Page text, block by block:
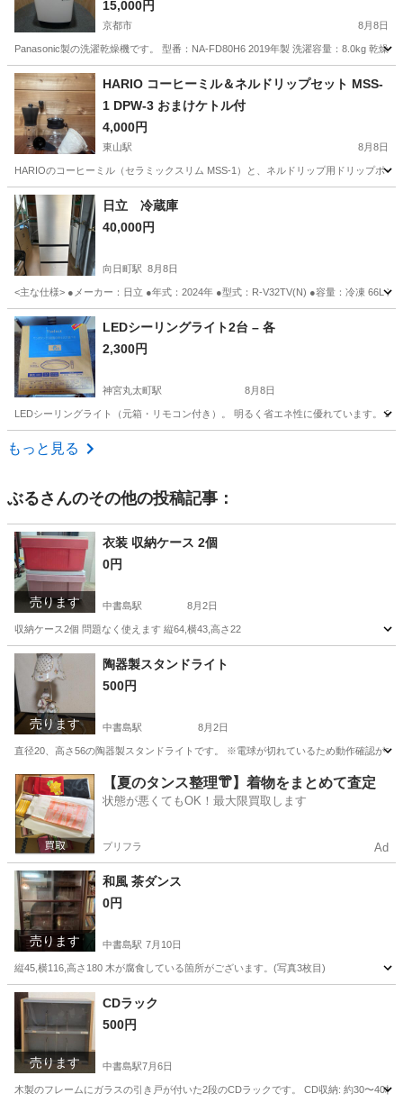
15,000円
京都市 8月8日
Panasonic製の洗濯乾燥機です。 型番：NA-FD80H6 2019年製 洗濯容量：8.0kg 乾燥
京都 京都市
HARIO コーヒーミル＆ネルドリップセット MSS-
1 DPW-3 おまけケトル付
4,000円
東山駅 8月8日
HARIOのコーヒーミル（セラミックスリム MSS-1）と、ネルドリップ用ドリップポ
京都 京都市 東山駅 キッチン家電
日立 冷蔵庫
40,000円
向日町駅 8月8日
<主な仕様> ●メーカー：日立 ●年式：2024年 ●型式：R-V32TV(N) ●容量：冷凍 66L
京都 京都市 キッチン家電
LEDシーリングライト2台 – 各
2,300円
神宮丸太町駅 8月8日
LEDシーリングライト（元箱・リモコン付き）。 明るく省エネ性に優れています。 2
京都 京都市
もっと見る
ぶるさんのその他の投稿記事：
売ります
衣装 収納ケース 2個
0円
中書島駅 8月2日
収納ケース2個 問題なく使えます 縦64,横43,高さ22
京都 京都市 中書島駅 収納家具
売ります
陶器製スタンドライト
500円
中書島駅 8月2日
直径20、高さ56の陶器製スタンドライトです。 ※電球が切れているため動作確認がで
京都 京都市 中書島駅 照明器具
【夏のタンス整理👘】着物をまとめて査定
状態が悪くてもOK！最大限買取します
プリフラ Ad
売ります
和風 茶ダンス
0円
中書島駅 7月10日
縦45,横116,高さ180 木が腐食している箇所がございます。(写真3枚目)
京都 京都市 中書島駅
売ります
CDラック
500円
中書島駅7月6日
木製のフレームにガラスの引き戸が付いた2段のCDラックです。 CD収納: 約30〜40